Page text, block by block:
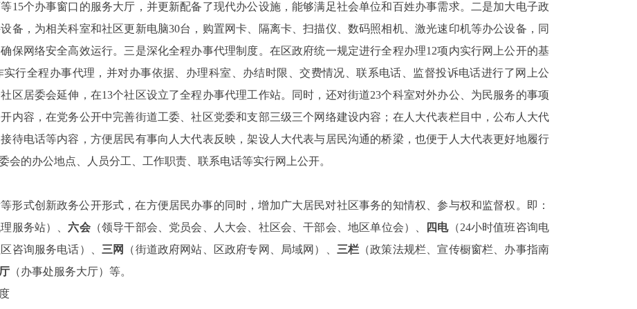
15个办事窗口的服务大厅，并更新配备了现代办公设施，能够满足社会单位和百姓办事需求。二是加大电子政
备，为相关科室和社区更新电脑30台，购置网卡、隔离卡、扫描仪、数码照相机、激光速印机等办公设备，同
保网络安全高效运行。三是深化全程办事代理制度。在区政府统一规定进行全程办理12项内实行网上公开的基
行全程办事代理，并对办事依据、办理科室、办结时限、交费情况、联系电话、监督投诉电话进行了网上公
区居委会延伸，在13个社区设立了全程办事代理工作站。同时，还对街道23个科室对外办公、为民服务的事项
内容，在党务公开中完善街道工委、社区党委和支部三级三个网络建设内容；在人大代表栏目中，公布人大代
待电话等内容，方便居民有事向人大代表反映，架设人大代表与居民沟通的桥梁，也便于人大代表更好地履行
会的办公地点、人员分工、工作职责、联系电话等实行网上公开。
形式创新政务公开形式，在方便居民办事的同时，增加广大居民对社区事务的知情权、参与权和监督权。即：
服务站）、 六会（领导干部会、党员会、人大会、社区会、干部会、地区单位会）、 四电（24小时值班咨询电
咨询服务电话）、 三网 （街道政府网站、区政府专网、局域网）、 三栏 （政策法规栏、宣传橱窗栏、办事指南
（办事处服务大厅）等。